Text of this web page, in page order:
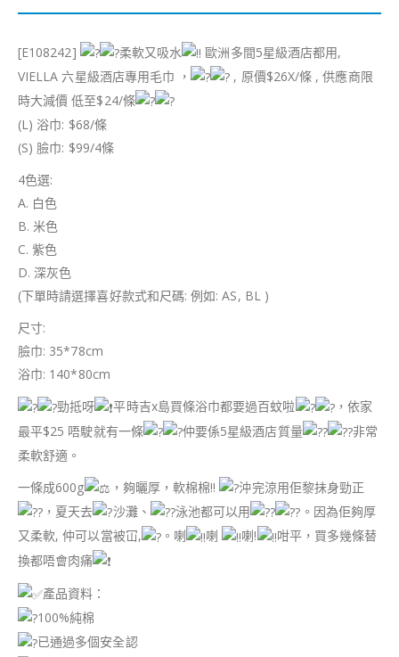
[E108242] 柔軟又吸水
歐洲多間5星級酒店都用,
VIELLA 六星級酒店專用毛巾 ，
, 原價$26X/條 , 供應商限
時大減價 低至$24/條
(L) 浴巾: $68/條
(S) 臉巾: $99/4條
4色選:
A. 白色
B. 米色
C. 紫色
D. 深灰色
(下單時請選擇喜好款式和尺碼: 例如: AS, BL )
尺寸:
臉巾: 35*78cm
浴巾: 140*80cm
勁抵呀
平時吉x島買條浴巾都要過百蚊啦
，依家
最平$25 唔駛就有一條
仲要係5星級酒店質量
非常
柔軟舒適。
一條成600g
，夠曬厚，軟棉棉!!
沖完涼用佢黎抺身勁正
，夏天去
沙灘、 泳池都可以用
。因為佢夠厚
又柔軟, 仲可以當被冚,
。喇 喇 喇!
咁平，買多幾條替
換都唔會肉痛
產品資料：
100%純棉
已通過多個安全認